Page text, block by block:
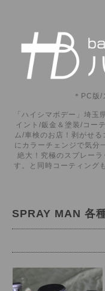
＊PC版
「ハイシマボデー」埼
イント/鈑金＆塗装/コー
ム/車検のお店！剥がせ
にカラーチェンジで気分
絶大！究極のスプレー
す。と同時コーティング
SPRAY MAN 各